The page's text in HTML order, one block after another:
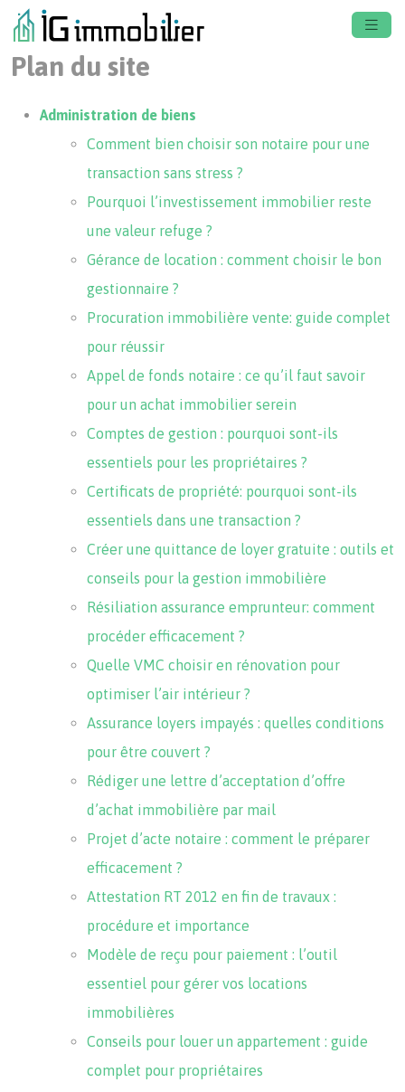
Plan du site
Administration de biens
Comment bien choisir son notaire pour une
transaction sans stress ?
Pourquoi l’investissement immobilier reste
une valeur refuge ?
Gérance de location : comment choisir le bon
gestionnaire ?
Procuration immobilière vente: guide complet
pour réussir
Appel de fonds notaire : ce qu’il faut savoir
pour un achat immobilier serein
Comptes de gestion : pourquoi sont-ils
essentiels pour les propriétaires ?
Certificats de propriété: pourquoi sont-ils
essentiels dans une transaction ?
Créer une quittance de loyer gratuite : outils et
conseils pour la gestion immobilière
Résiliation assurance emprunteur: comment
procéder efficacement ?
Quelle VMC choisir en rénovation pour
optimiser l’air intérieur ?
Assurance loyers impayés : quelles conditions
pour être couvert ?
Rédiger une lettre d’acceptation d’offre
d’achat immobilière par mail
Projet d’acte notaire : comment le préparer
efficacement ?
Attestation RT 2012 en fin de travaux :
procédure et importance
Modèle de reçu pour paiement : l’outil
essentiel pour gérer vos locations
immobilières
Conseils pour louer un appartement : guide
complet pour propriétaires